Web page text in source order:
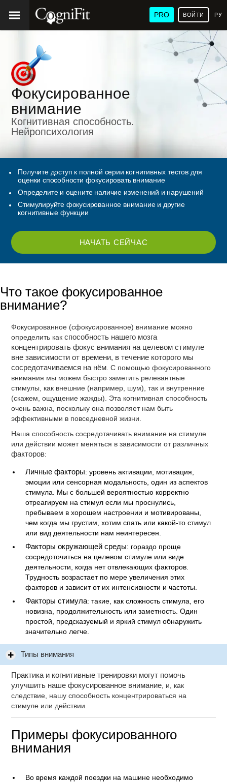
PRO ВОЙТИ
Фокусированное
внимание
Когнитивная способность.
Нейропсихология
Получите доступ к полной серии когнитивных тестов для
оценки способности фокусировать внимание
Определите и оцените наличие изменений и нарушений
Стимулируйте фокусированное внимание и другие
когнитивные функции
НАЧАТЬ СЕЙЧАС
Что такое фокусированное
внимание?
Фокусированное (сфокусированное) внимание можно
определить какспособность нашего мозга
концентрировать фокус внимания на целевом стимуле
вне зависимости от времени, в течение которого мы
сосредотачиваемся на нём . С помощью фокусированного
внимания мы можем быстро заметить релевантные
стимулы, как внешние (например, шум), так и внутренние
(скажем, ощущение жажды). Эта когнитивная способность
очень важна, поскольку она позволяет нам быть
эффективными в повседневной жизни.
Наша способность сосредотачивать внимание на стимуле
или действии может меняться в зависимости от различных
факторов:
Личные факторы: уровень активации, мотивация,
эмоции или сенсорная модальность, один из аспектов
стимула. Мы с большей вероятностью корректно
отреагируем на стимул если мы проснулись,
пребываем в хорошем настроении и мотивированы,
чем когда мы грустим, хотим спать или какой-то стимул
или вид деятельности нам неинтересен.
Факторы окружающей среды: гораздо проще
сосредоточиться на целевом стимуле или виде
деятельности, когда нет отвлекающих факторов.
Трудность возрастает по мере увеличения этих
факторов и зависит от их интенсивности и частоты.
Факторы стимула: такие, как сложность стимула, его
новизна, продолжительность или заметность. Один
простой, предсказуемый и яркий стимул обнаружить
значительно легче.
Типы внимания
Практика и когнитивные тренировки могут помочь
улучшить наше фокусированное внимание, и, как
следствие, нашу способность концентрироваться на
стимуле или действии.
Примеры фокусированного
внимания
Во время каждой поездки на машине необходимо